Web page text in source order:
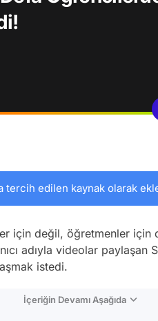
tercih edilen kaynak olarak
için değil, öğretmenler için
adıyla videolar paylaşan
istedi.
İçeriğin Devamı Aşağıda